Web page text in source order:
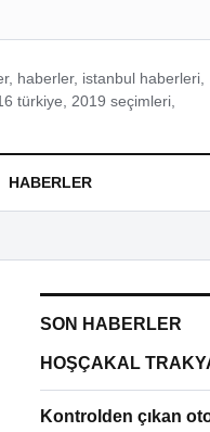
haberler, istanbul haberleri,
türkiye, 2019 seçimleri,
HABERLER
SON HABERLER
HOŞÇAKAL
Kontrolden çıkan